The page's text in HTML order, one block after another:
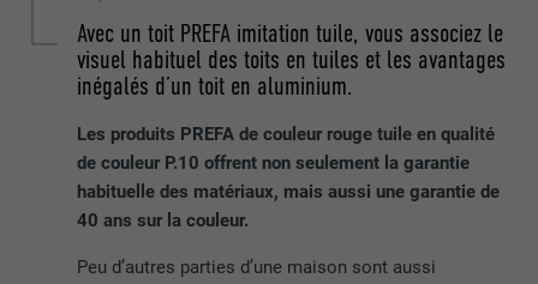
Avec un toit PREFA imitation tuile, vous associez le
visuel habituel des toits en tuiles et les avantages
inégalés d’un toit en aluminium.
Les produits PREFA de couleur rouge tuile en qualité
de couleur P.10 offrent non seulement la garantie
habituelle des matériaux, mais aussi une garantie de
40 ans sur la couleur.
Peu d’autres parties d’une maison sont aussi